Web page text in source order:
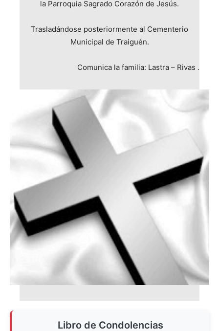
la Parroquia Sagrado Corazón de Jesús.
Trasladándose posteriormente al Cementerio
Municipal de Traiguén.
Comunica la familia: Lastra – Rivas .
Libro de Condolencias